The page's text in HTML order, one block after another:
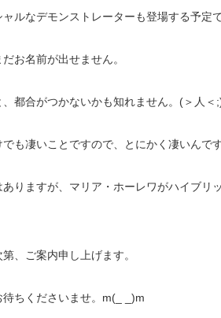
ャルなデモンストレーターも登場する予定で
お名前が出せません。
、都合がつかないかも知れません。(＞人＜
でも凄いことですので、とにかく凄いんで
りますが、マリア・ホーレワがハイブリ
、ご案内申し上げます。
ちくださいませ。m(_ _)m